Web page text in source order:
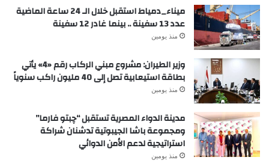
ميناء_دمياط استقبل خلال الـ 24 ساعة الماضية
عدد 13 سفينة .. بينما غادر 12 سفينة
منذ يومين
وزير الطيران: مشروع مبني الركاب رقم «4» يأتي
بطاقة استيعابية تصل إلى 40 مليون راكب سنوياً
منذ يومين
مدينة الدواء المصرية تستقبل “چبتو فارما”
ومجموعة باشا الجيبوتية تدشنان شراكة
استراتيجية لدعم الأمن الدوائي
منذ يومين